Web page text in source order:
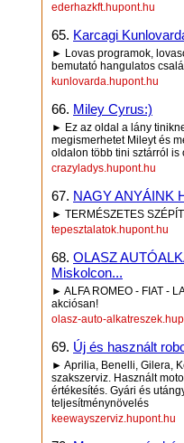
ederhazkft.hupont.hu
65. Karcagi
► Lovas programok,
bemutató hangulatos
kunlovarda.hupont.hu
66. Miley Cyrus:)
► Ez az oldal a lány
megismerhetet Mileyt és
oldalon több tini sztárról is
crazyladys.hupont.hu
67. NAGY ANYÁINK
► TERMÉSZETES
tepesztalatok.hupont.hu
68. OLASZ
Miskolcon...
► ALFA ROMEO - FIAT -
akciósan!
olasz-auto-
69. Új és használt
► Aprilia, Benelli, Gilera,
szakszerviz. Használt
értékesítés. Gyári és
teljesítménynövelés
keewayszerviz.hupont.hu